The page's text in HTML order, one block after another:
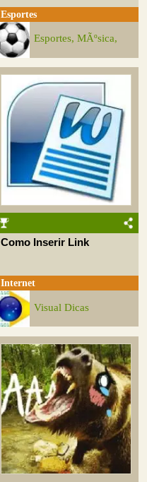
Esportes
Esportes, MÃºsica,
Como Inserir Link
Internet
Visual Dicas